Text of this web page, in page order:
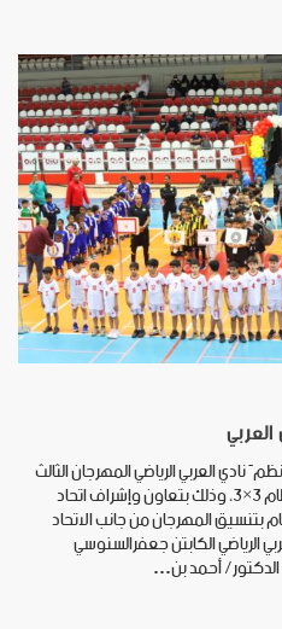
نادي العربي الرياضي المهرجان الثالث
لبراعم الكرة الطائرة تحت 10 سنوات بنظام 3×3، وذلك بتعاون وإشراف اتحاد
بتنسيق المهرجان من جانب الاتحاد
الرياضي الكابتن جعفرالسنوسي
أحمد بن…